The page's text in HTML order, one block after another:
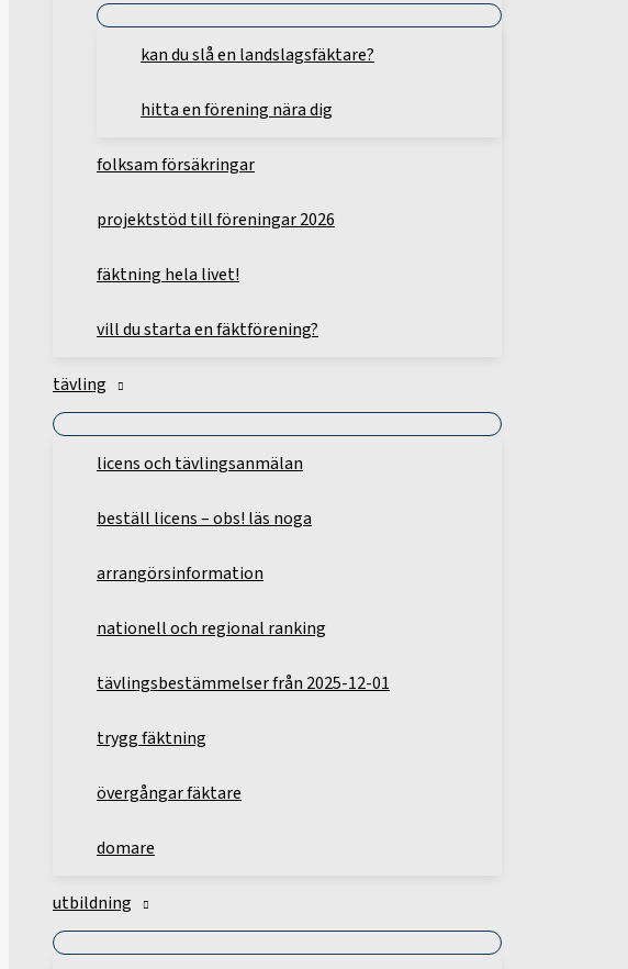
kan du slå en landslagsfäktare?
hitta en förening nära dig
folksam försäkringar
projektstöd till föreningar 2026
fäktning hela livet!
vill du starta en fäktförening?
tävling
licens och tävlingsanmälan
beställ licens – obs! läs noga
arrangörsinformation
nationell och regional ranking
tävlingsbestämmelser från 2025-12-01
trygg fäktning
övergångar fäktare
domare
utbildning